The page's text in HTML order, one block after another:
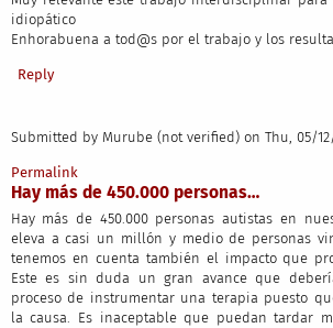
idiopático
Enhorabuena a tod@s por el trabajo y los
Reply
Submitted by Murube (not verified) on Thu, 05/
Permalink
Hay más de 450.000 personas…
Hay más de 450.000 personas autistas en
eleva a casi un millón y medio de personas
tenemos en cuenta también el impacto que
Este es sin duda un gran avance que
proceso de instrumentar una terapia puesto
la causa. Es inaceptable que puedan tardar